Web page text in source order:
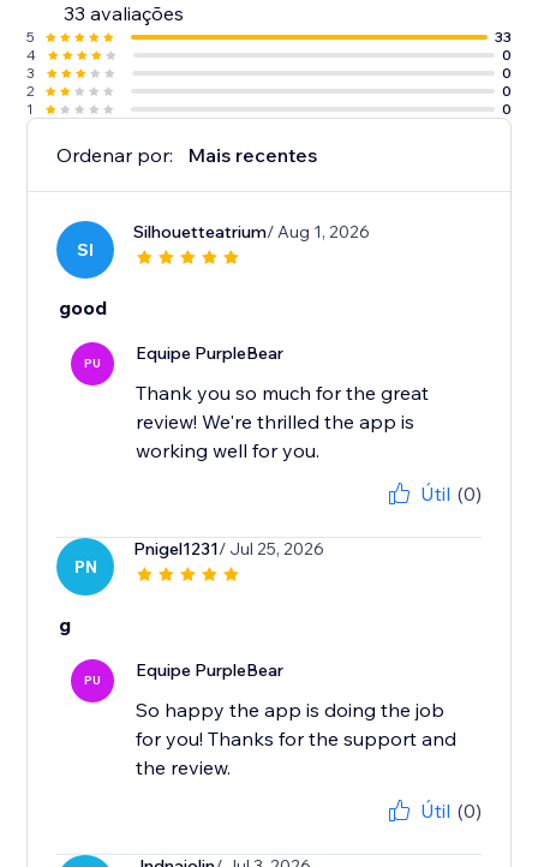
33 avaliações
5
33
4
0
3
0
2
0
1
0
Ordenar por: Mais recentes
SI
Silhouetteatrium/ Aug 1, 2026
good
PU Equipe PurpleBear
Thank you so much for the great
review! We're thrilled the app is
working well for you.
Útil (0)
PN
Pnigel1231/ Jul 25, 2026
g
PU Equipe PurpleBear
So happy the app is doing the job
for you! Thanks for the support and
the review.
Útil (0)